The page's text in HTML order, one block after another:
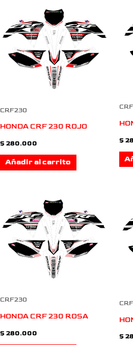
CRF230
HONDA CRF 230 ROJO
$ 280.000
Añadir al carrito
$
CRF230
HONDA CRF 230 ROSA
$ 280.000 $